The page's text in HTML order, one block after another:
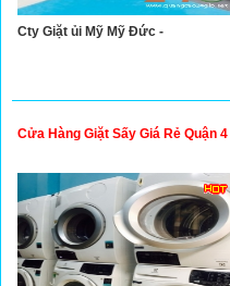
Cty Giặt ủi Mỹ Mỹ Đức -
Cửa Hàng Giặt Sấy Giá Rẻ Quận 4